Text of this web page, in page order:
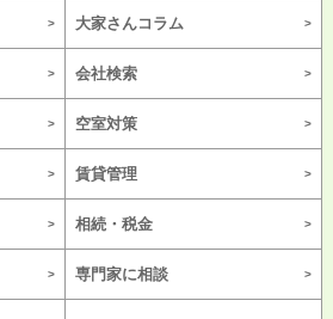
大家さんコラム
会社検索
空室対策
賃貸管理
相続・税金
専門家に相談